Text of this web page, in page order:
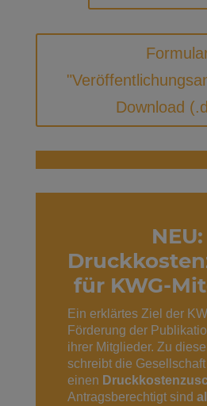
Download
NEU:
für KWG-
Ein erklärtes Ziel der
Förderung der
ihrer Mitglieder. Zu
schreibt die
einen
Antragsberechtigt sind